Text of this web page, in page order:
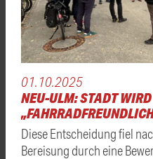
01.10.2025
NEU-ULM: STADT WIRD
Diese Entscheidung fiel
Bereisung durch eine